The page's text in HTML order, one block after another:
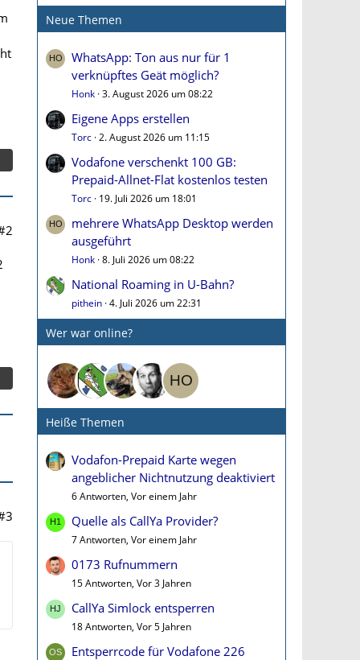
Neue Themen
WhatsApp: Ton aus nur für 1
verknüpftes Geät möglich?
Honk 3. August 2026 um 08:22
Eigene Apps erstellen
Torc 2. August 2026 um 11:15
Vodafone verschenkt 100 GB:
Prepaid-Allnet-Flat kostenlos testen
Torc 19. Juli 2026 um 18:01
mehrere WhatsApp Desktop werden
ausgeführt
Honk 8. Juli 2026 um 08:22
National Roaming in U-Bahn?
pithein 4. Juli 2026 um 22:31
Wer war online?
Heiße Themen
Vodafon-Prepaid Karte wegen
angeblicher Nichtnutzung deaktiviert
6 Antworten, Vor einem Jahr
Quelle als CallYa Provider?
7 Antworten, Vor einem Jahr
0173 Rufnummern
15 Antworten, Vor 3 Jahren
CallYa Simlock entsperren
18 Antworten, Vor 5 Jahren
Entsperrcode für Vodafone 226